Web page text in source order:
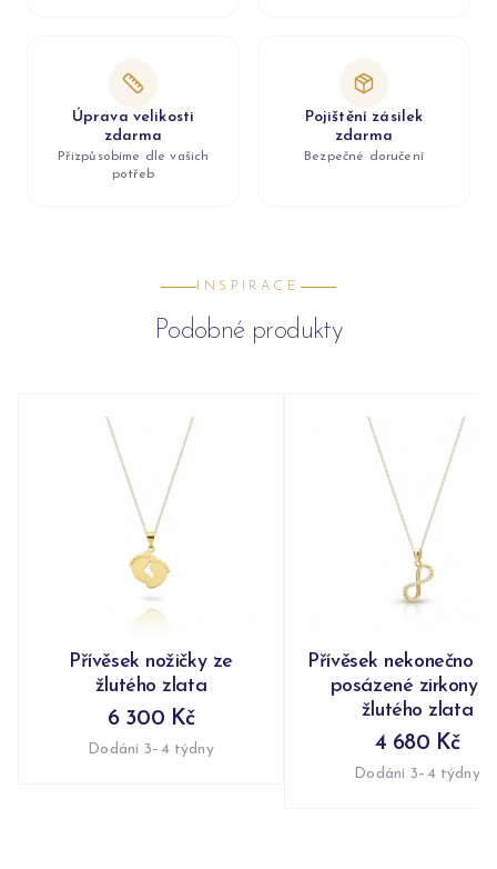
Úprava velikosti
zdarma
Přizpůsobíme dle vašich
potřeb
Pojištění zásilek
zdarma
Bezpečné doručení
INSPIRACE
Podobné produkty
Přívěsek nožičky ze
žlutého zlata
6 300 Kč
Dodání 3–4 týdny
Přívěsek nekonečno
posázené zirkony
žlutého zlata
4 680 Kč
Dodání 3–4 týdny